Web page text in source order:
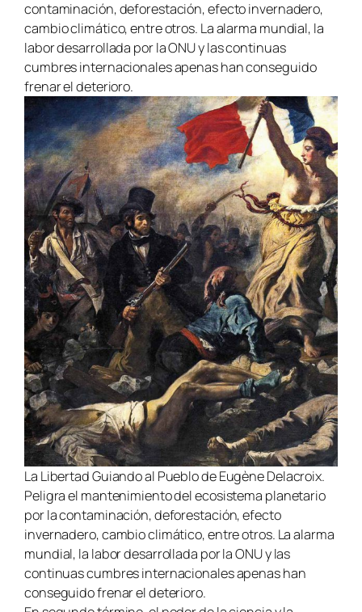
contaminación, deforestación, efecto invernadero,
cambio climático, entre otros. La alarma mundial, la
labor desarrollada por la ONU y las continuas
cumbres internacionales apenas han conseguido
frenar el deterioro.
La Libertad Guiando al Pueblo de Eugène Delacroix.
Peligra el mantenimiento del ecosistema planetario
por la contaminación, deforestación, efecto
invernadero, cambio climático, entre otros. La alarma
mundial, la labor desarrollada por la ONU y las
continuas cumbres internacionales apenas han
conseguido frenar el deterioro.